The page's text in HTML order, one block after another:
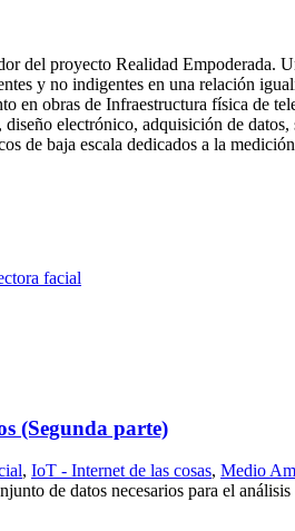
del proyecto Realidad
y no indigentes en una relación
en obras de Infraestructura física de
electrónico, adquisición de
de baja escala dedicados a la
facial
(Segunda parte)
, IoT - Internet de las cosas, Medio
de datos necesarios para el